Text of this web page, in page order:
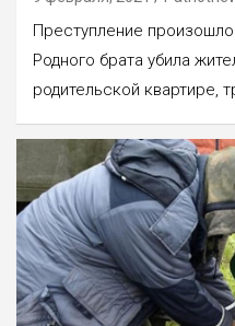
Преступление
Родного брата убила
родительской квартире,